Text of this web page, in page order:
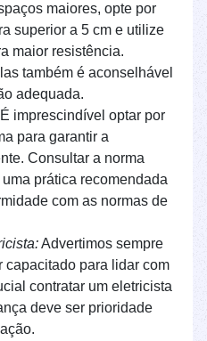
maiores, opte por
superior a 5 cm e utilize
maior resistência.
também é aconselhável
adequada.
É imprescindível optar por
para garantir a
Consultar a norma
prática recomendada
com as normas de
Advertimos sempre
capacitado para lidar com
contratar um eletricista
deve ser prioridade